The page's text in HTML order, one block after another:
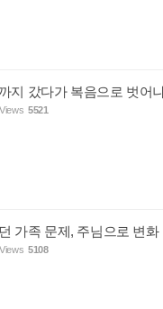
지 갔다가 복음으로 벗어
Views 5521
가족 문제, 주님으로 변
Views 5108